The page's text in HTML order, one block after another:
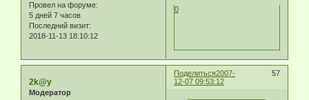
Провел на форуме:
5 дней 7 часов
Последний визит:
2018-11-13 18:10:12
0
Поделиться 57
2007-
12-07 09:53:12
2k@y
Модератор